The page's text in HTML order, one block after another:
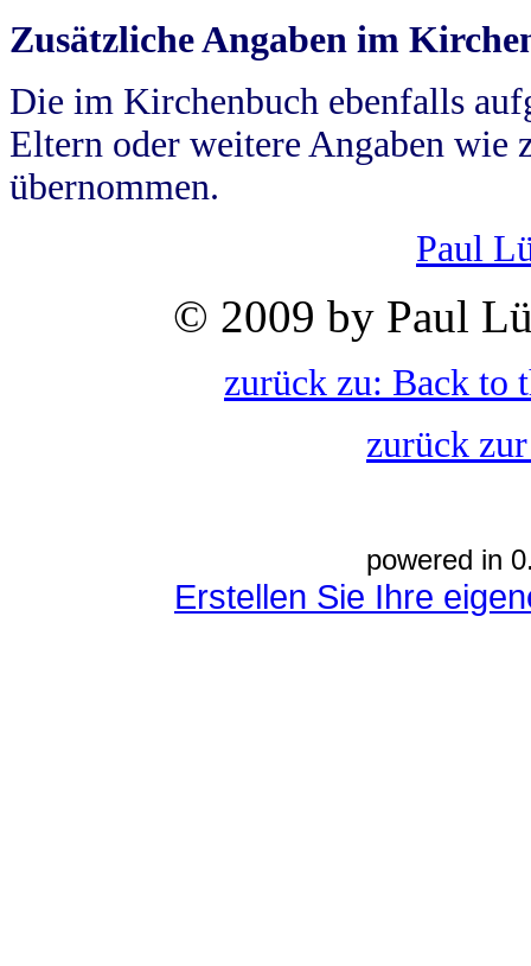
Zusätzliche Angaben im
Die im Kirchenbuch ebenfalls
Eltern oder weitere Angaben wie
übernommen.
Paul
© 2009 by Paul
zurück zu: Back to
zurück
powered in
Erstellen Sie Ihre